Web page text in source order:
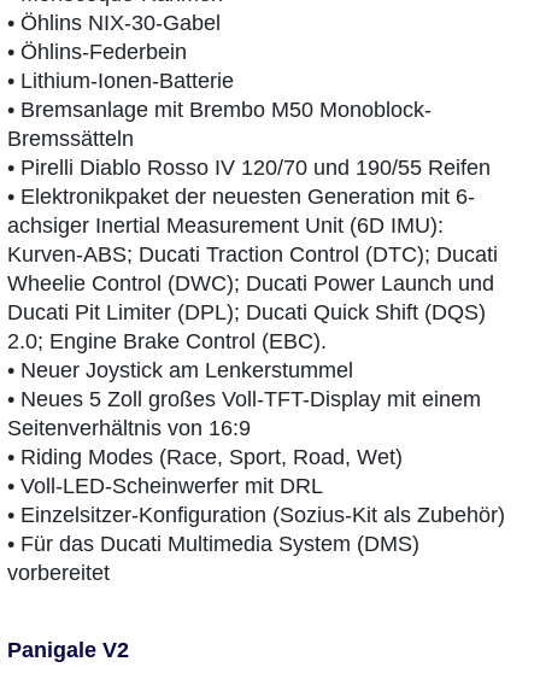
• Öhlins NIX-30-Gabel
• Öhlins-Federbein
• Lithium-Ionen-Batterie
• Bremsanlage mit Brembo M50 Monoblock-
Bremssätteln
• Pirelli Diablo Rosso IV 120/70 und 190/55 Reifen
• Elektronikpaket der neuesten Generation mit 6-
achsiger Inertial Measurement Unit (6D IMU):
Kurven-ABS; Ducati Traction Control (DTC); Ducati
Wheelie Control (DWC); Ducati Power Launch und
Ducati Pit Limiter (DPL); Ducati Quick Shift (DQS)
2.0; Engine Brake Control (EBC).
• Neuer Joystick am Lenkerstummel
• Neues 5 Zoll großes Voll-TFT-Display mit einem
Seitenverhältnis von 16:9
• Riding Modes (Race, Sport, Road, Wet)
• Voll-LED-Scheinwerfer mit DRL
• Einzelsitzer-Konfiguration (Sozius-Kit als Zubehör)
• Für das Ducati Multimedia System (DMS)
vorbereitet
Panigale V2